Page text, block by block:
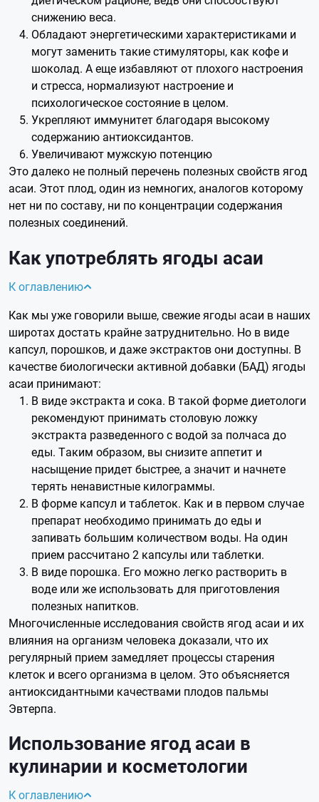
снижению веса.
Обладают энергетическими характеристиками и
могут заменить такие стимуляторы, как кофе и
шоколад. А еще избавляют от плохого настроения
и стресса, нормализуют настроение и
психологическое состояние в целом.
Укрепляют иммунитет благодаря высокому
содержанию антиоксидантов.
Увеличивают мужскую потенцию
Это далеко не полный перечень полезных свойств ягод
асаи. Этот плод, один из немногих, аналогов которому
нет ни по составу, ни по концентрации содержания
полезных соединений.
Как употреблять ягоды асаи
К оглавлению
Как мы уже говорили выше, свежие ягоды асаи в наших
широтах достать крайне затруднительно. Но в виде
капсул, порошков, и даже экстрактов они доступны. В
качестве биологически активной добавки (БАД) ягоды
асаи принимают:
В виде экстракта и сока. В такой форме диетологи
рекомендуют принимать столовую ложку
экстракта разведенного с водой за полчаса до
еды. Таким образом, вы снизите аппетит и
насыщение придет быстрее, а значит и начнете
терять ненавистные килограммы.
В форме капсул и таблеток. Как и в первом случае
препарат необходимо принимать до еды и
запивать большим количеством воды. На один
прием рассчитано 2 капсулы или таблетки.
В виде порошка. Его можно легко растворить в
воде или же использовать для приготовления
полезных напитков.
Многочисленные исследования свойств ягод асаи и их
влияния на организм человека доказали, что их
регулярный прием замедляет процессы старения
клеток и всего организма в целом. Это объясняется
антиоксидантными качествами плодов пальмы
Эвтерпа.
Использование ягод асаи в
кулинарии и косметологии
К оглавлению